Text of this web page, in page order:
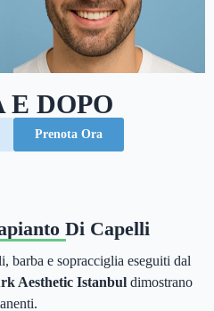
E DOPO
Prenota Ora
Di Capelli
barba e sopracciglia eseguiti dal
Aesthetic Istanbul dimostrano